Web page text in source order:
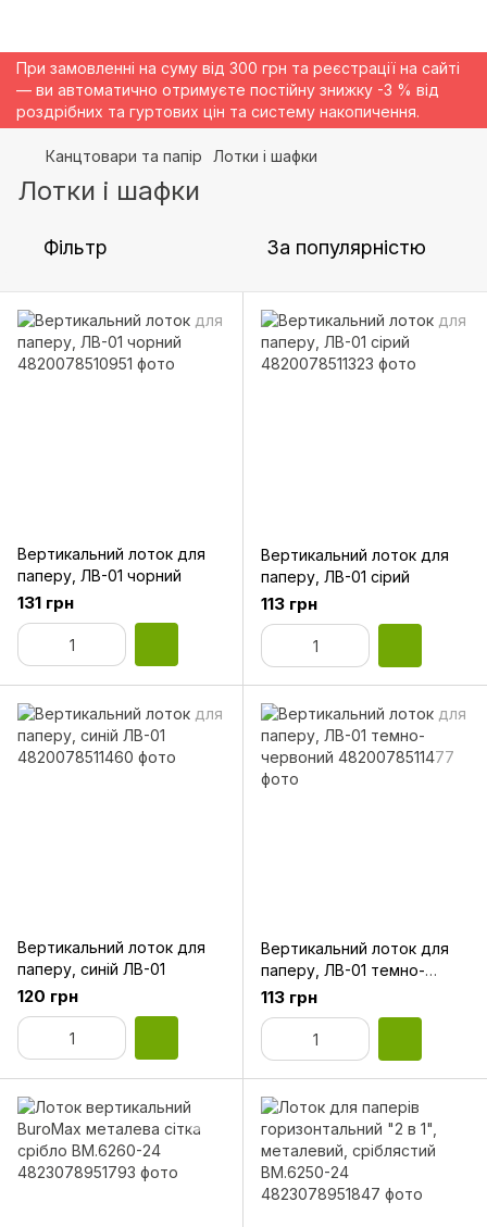
При замовленні на суму від 300 грн та реєстрації на сайті
— ви автоматично отримуєте постійну знижку -3 % від
роздрібних та гуртових цін та систему накопичення.
Канцтовари та папір Лотки і шафки
Лотки і шафки
Фільтр За популярністю
Вертикальний лоток для
паперу, ЛВ-01 чорний
131 грн
Вертикальний лоток для
паперу, ЛВ-01 сірий
113 грн
Вертикальний лоток для
паперу, синій ЛВ-01
120 грн
Вертикальний лоток для
паперу, ЛВ-01 темно-
червоний
113 грн